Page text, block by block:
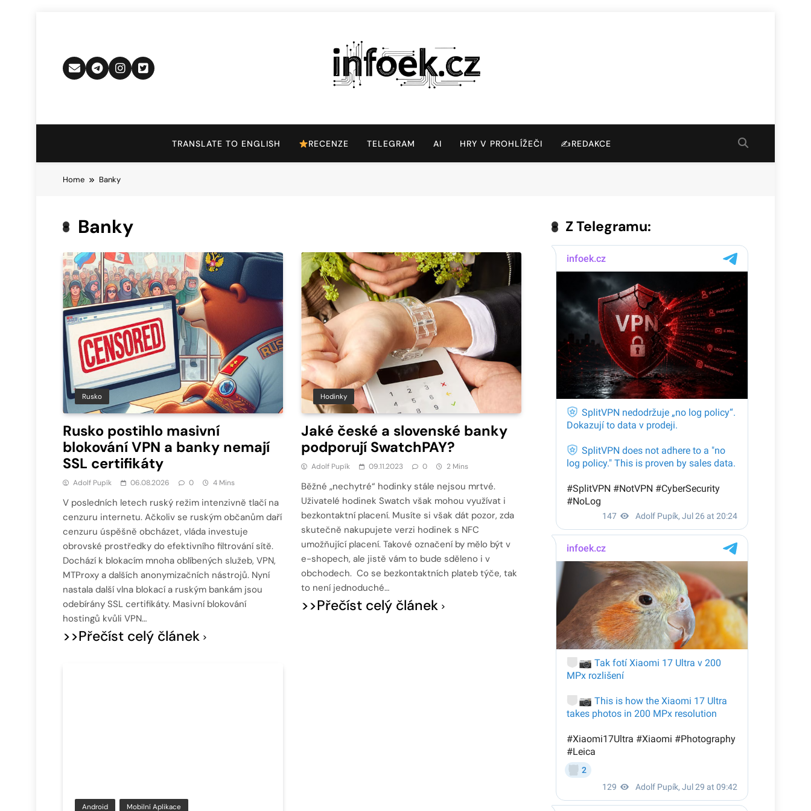
Infoek.cz
TRANSLATE TO ENGLISH RECENZE TELEGRAM AI HRY V PROHLÍŽEČI ✍️REDAKCE
Home Banky
Banky
Rusko
Rusko postihlo masivní
blokování VPN a banky nemají
SSL certifikáty
Adolf Pupík 06.08.2026 0 4 Mins
V posledních letech ruský režim intenzivně tlačí na
cenzuru internetu. Ačkoliv se ruským občanům daří
cenzuru úspěšně obcházet, vláda investuje
obrovské prostředky do efektivního filtrování sítě.
Dochází k blokacím mnoha oblíbených služeb, VPN,
MTProxy a dalších anonymizačních nástrojů. Nyní
nastala další vlna blokací a ruským bankám jsou
odebírány SSL certifikáty. Masivní blokování
hostingů kvůli VPN…
>>Přečíst celý článek
Hodinky
Jaké české a slovenské banky
podporují SwatchPAY?
Adolf Pupík 09.11.2023 0 2 Mins
Běžné „nechytré“ hodinky stále nejsou mrtvé.
Uživatelé hodinek Swatch však mohou využívat i
bezkontaktní placení. Musíte si však dát pozor, zda
skutečně nakupujete verzi hodinek s NFC
umožňující placení. Takové označení by mělo být v
e-shopech, ale jistě vám to bude sděleno i v
obchodech. Co se bezkontaktních plateb týče, tak
to není jednoduché…
>>Přečíst celý článek
Android Mobilní Aplikace
Z Telegramu: